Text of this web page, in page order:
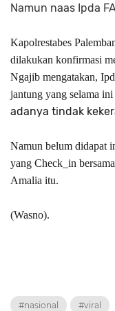
Namun naas Ipda
Kapolrestabes
dilakukan konfirmasi
Ngajib mengatakan,
jantung yang selama
adanya tindak
Namun belum didapat
yang Check_in
Amalia itu.
(Wasno).
#nasional #viral